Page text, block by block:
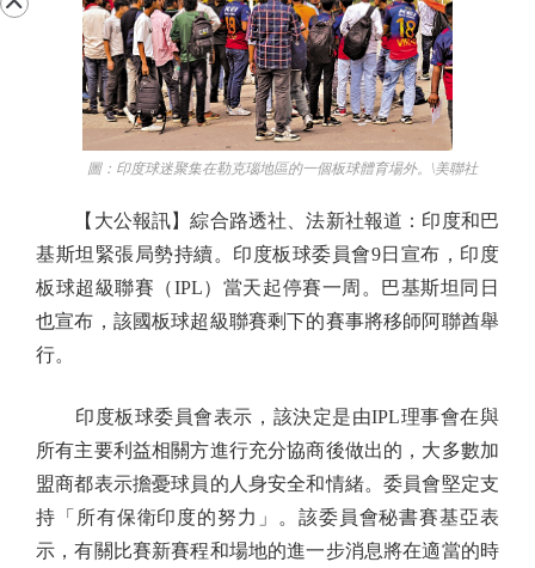
圖：印度球迷聚集在勒克瑙地區的一個板球體育場外。\美聯社
【大公報訊】綜合路透社、法新社報道：印度和巴
基斯坦緊張局勢持續。印度板球委員會9日宣布，印度
板球超級聯賽（IPL）當天起停賽一周。巴基斯坦同日
也宣布，該國板球超級聯賽剩下的賽事將移師阿聯酋舉
行。
印度板球委員會表示，該決定是由IPL理事會在與
所有主要利益相關方進行充分協商後做出的，大多數加
盟商都表示擔憂球員的人身安全和情緒。委員會堅定支
持「所有保衛印度的努力」。該委員會秘書賽基亞表
示，有關比賽新賽程和場地的進一步消息將在適當的時